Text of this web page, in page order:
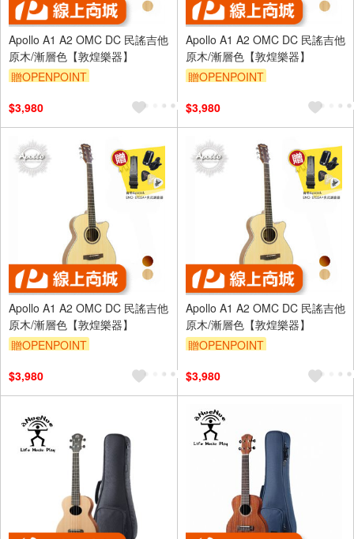
Apollo A1 A2 OMC DC 民謠吉他
原木/漸層色【敦煌樂器】
贈OPENPOINT
$3,980
Apollo A1 A2 OMC DC 民謠吉他
原木/漸層色【敦煌樂器】
贈OPENPOINT
$3,980
Apollo A1 A2 OMC DC 民謠吉他
原木/漸層色【敦煌樂器】
贈OPENPOINT
$3,980
Apollo A1 A2 OMC DC 民謠吉他
原木/漸層色【敦煌樂器】
贈OPENPOINT
$3,980